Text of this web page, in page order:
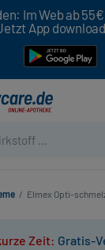
Im Web ab
App
/ Elmex Opti-
Zeit: Gratis-